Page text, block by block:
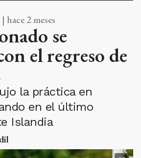
hace 2 meses
se
el regreso de
la práctica en
en el último
Islandia